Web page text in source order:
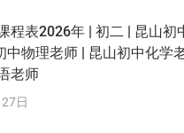
程表2026年 | 初二 | 昆山初
中物理老师 | 昆山初中化学老
老师
日